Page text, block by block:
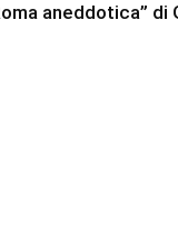
aneddotica” di